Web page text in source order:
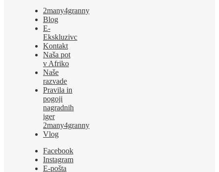
2many4granny
Blog
E-
Ekskluzivc
Kontakt
Naša pot
v Afriko
Naše
razvade
Pravila in
pogoji
nagradnih
iger
2many4granny
Vlog
Facebook
Instagram
E-pošta